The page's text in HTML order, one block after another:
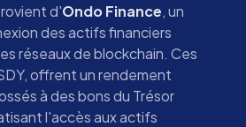
d'Ondo Finance, un
des actifs financiers
réseaux de blockchain. Ces
offrent un rendement
à des bons du Trésor
l'accès aux actifs